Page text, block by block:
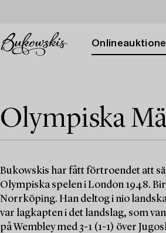
Olympiska
Bukowskis har fått förtroendet att
Olympiska spelen i London 1948.
Norrköping. Han deltog i nio
var lagkapten i det landslag, som
på Wembley med 3-1 (1-1) över